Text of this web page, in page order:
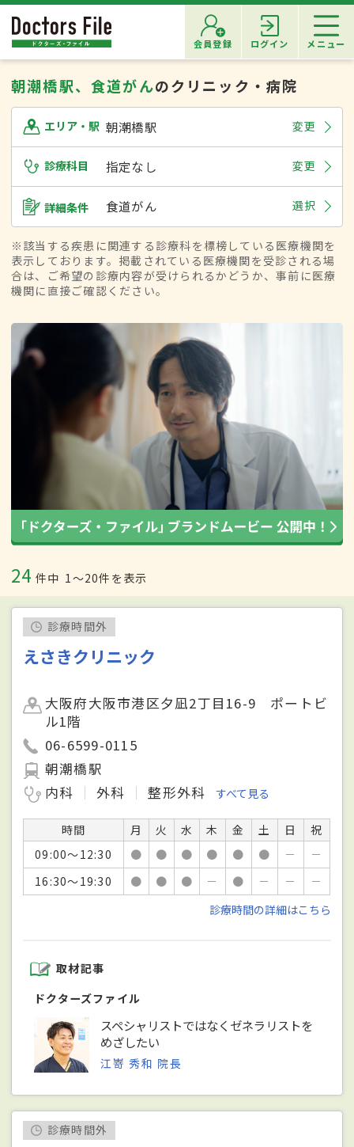
会員登録 ログイン メニュー
朝潮橋駅、食道がんのクリニック・病院
エリア・駅 朝潮橋駅 変更
診療科目 指定なし 変更
詳細条件 食道がん 選択
※該当する疾患に関連する診療科を標榜している医療機関を
表示しております。掲載されている医療機関を受診される場
合は、ご希望の診療内容が受けられるかどうか、事前に医療
機関に直接ご確認ください。
24 件中 1〜20件を表示
診療時間外
えさきクリニック
大阪府大阪市港区夕凪2丁目16-9 ポートビ
ル1階
06-6599-0115
朝潮橋駅
内科
外科 整形外科 すべて見る
時間 月 火 水 木 金 土 日
祝
09:00～12:30
● ● ● ● ● ● －
－
16:30～19:30
● ● ● － ● － －
－
診療時間の詳細はこちら
取材記事
ドクターズファイル
スペシャリストではなくゼネラリストを
めざしたい
江嵜 秀和 院長
診療時間外